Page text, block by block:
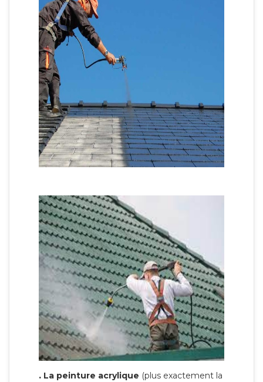
. La peinture acrylique (plus exactement la